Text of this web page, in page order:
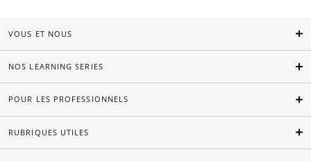
VOUS ET NOUS
NOS LEARNING SERIES
POUR LES PROFESSIONNELS
RUBRIQUES UTILES